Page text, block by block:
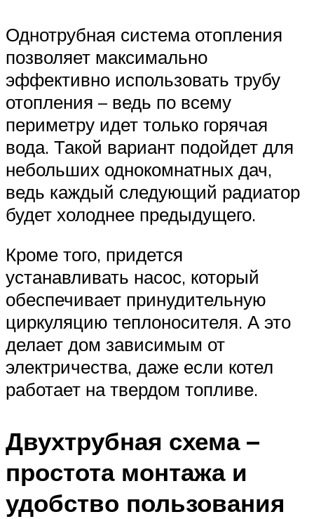
Однотрубная система отопления
позволяет максимально
эффективно использовать трубу
отопления – ведь по всему
периметру идет только горячая
вода. Такой вариант подойдет для
небольших однокомнатных дач,
ведь каждый следующий радиатор
будет холоднее предыдущего.
Кроме того, придется
устанавливать насос, который
обеспечивает принудительную
циркуляцию теплоносителя. А это
делает дом зависимым от
электричества, даже если котел
работает на твердом топливе.
Двухтрубная схема –
простота монтажа и
удобство пользования